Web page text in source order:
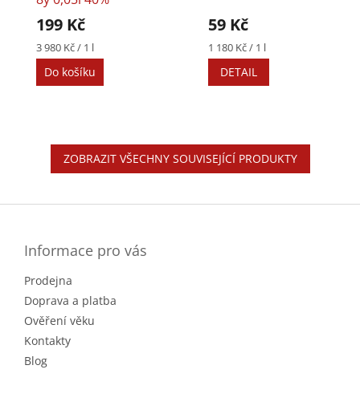
199 Kč
Měrná
cena:
3 980 Kč / 1 l
Do košíku
59 Kč
Měrná
cena:
1 180 Kč / 1 l
DETAIL
ZOBRAZIT VŠECHNY SOUVISEJÍCÍ PRODUKTY
Informace pro vás
Prodejna
Doprava a platba
Ověření věku
Kontakty
Blog